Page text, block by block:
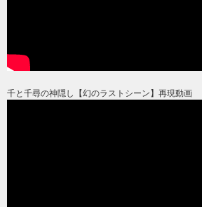
千と千尋の神隠し【幻のラストシーン】再現動画